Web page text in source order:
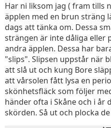
Har ni liksom jag ( fram tills
äpplen med en brun sträng
dags att tänka om. Dessa
strängen är inte dåliga eller
andra äpplen. Dessa har
"slips". Slipsen uppstår när
att slå ut och kung Bore
att vårsolen fått lysa en
skönhetsfläck som följer
händer ofta i Skåne och i år
skörden. Så ut och plocka